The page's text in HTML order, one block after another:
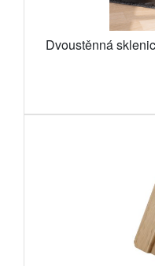
Dvoustěnná